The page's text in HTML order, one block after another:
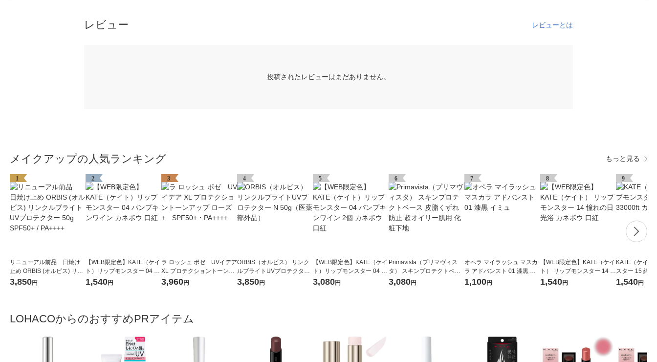
レビュー レビューとは
投稿されたレビューはまだありません。
メイクアップの人気ランキング もっと見る
1
リニューアル前品 日焼け
止め ORBIS (オルビス) リン
クルブライトUVプロテクタ
3,850円
2
【WEB限定色】KATE（ケイ
ト）リップモンスター 04 パ
ンプキンワイン カネボウ 口
1,540円
3
ラ ロッシュ ポゼ UVイデア
XL プロテクショントーンア
ップ ローズ+ SPF50+・PA
3,960円
4
ORBIS（オルビス） リンク
ルブライトUVプロテクター
N 50g（医薬部外品）
3,850円
5
【WEB限定色】KATE（ケイ
ト）リップモンスター 04 パ
ンプキンワイン 2個 カネボ
3,080円
6
Primavista（プリマヴィス
タ） スキンプロテクトベー
ス 皮脂くずれ防止 超オイリ
3,080円
7
オペラ マイラッシュ マスカ
ラ アドバンスト 01 漆黒 イ
ミュ
1,100円
8
【WEB限定色】KATE（ケイ
ト） リップモンスター 14 憧
れの日光浴 カネボウ 口紅
1,540円
9
KATE（ケイト
スター 15 綿
ボウ 口紅
1,540円
LOHACOからのおすすめPRアイテム